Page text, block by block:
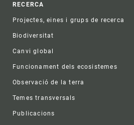
RECERCA
Projectes, eines i grups de recerca
Biodiversitat
Canvi global
Funcionament dels ecosistemes
Observació de la terra
Temes transversals
Publicacions